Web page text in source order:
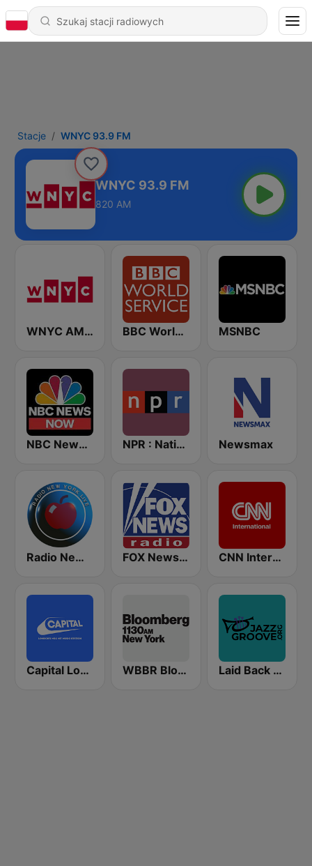
Stacje WNYC 93.9 FM
WNYC 93.9 FM
820 AM
WNYC AM 820 BBC World Service MSNBC
NBC News Now NPR : National Public Radio Newsmax
Radio New York Live FOX News Radio CNN International
Capital London WBBR Bloomberg 1130 Laid Back Jazz